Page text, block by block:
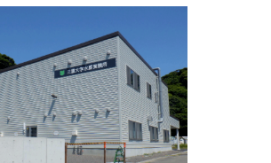
附属教育研究施設
PAMPHLET
パンフレット